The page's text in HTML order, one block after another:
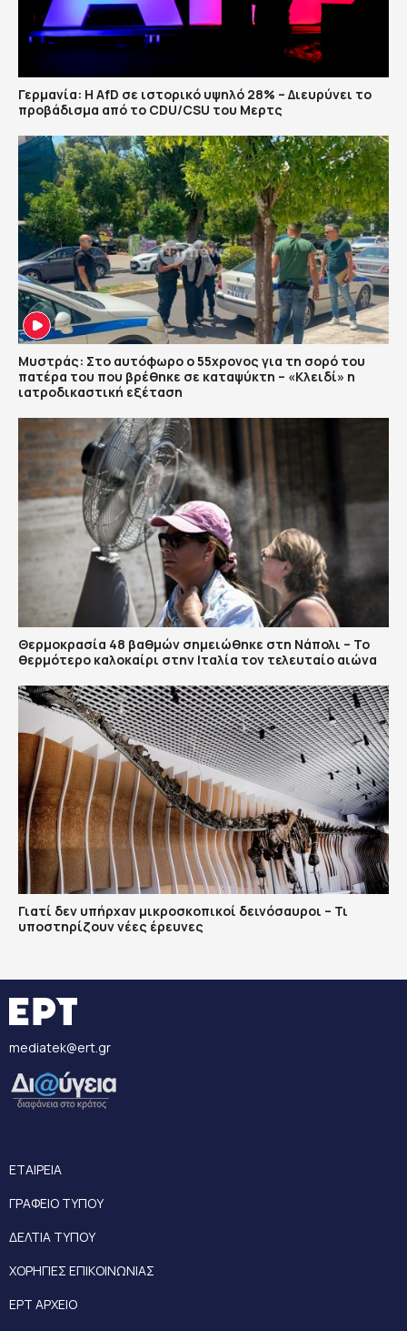
Γερμανία: Η AfD σε ιστορικό υψηλό 28% – Διευρύνει το
προβάδισμα από το CDU/CSU του Μερτς
Μυστράς: Στο αυτόφωρο ο 55χρονος για τη σορό του
πατέρα του που βρέθηκε σε καταψύκτη – «Κλειδί» η
ιατροδικαστική εξέταση
Θερμοκρασία 48 βαθμών σημειώθηκε στη Νάπολι – Το
θερμότερο καλοκαίρι στην Ιταλία τον τελευταίο αιώνα
Γιατί δεν υπήρχαν μικροσκοπικοί δεινόσαυροι – Τι
υποστηρίζουν νέες έρευνες
mediatek@ert.gr
ΕΤΑΙΡΕΙΑ
ΓΡΑΦΕΙΟ ΤΥΠΟΥ
ΔΕΛΤΙΑ ΤΥΠΟΥ
ΧΟΡΗΓΙΕΣ ΕΠΙΚΟΙΝΩΝΙΑΣ
ΕΡΤ ΑΡΧΕΙΟ